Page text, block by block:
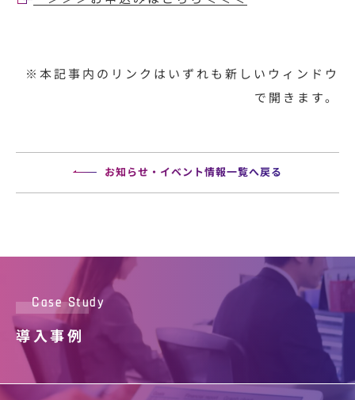
※本記事内のリンクはいずれも新しいウィンドウ
で開きます。
お知らせ・イベント情報一覧へ戻る
Case Study
導入事例